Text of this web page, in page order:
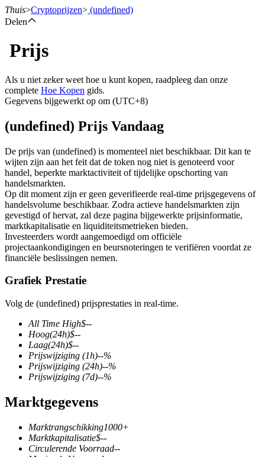
Termijncontracten
USDT-futures
Futures met USDT als onderpand
COIN-M-futures
Cryptocurrency-futures
TradFi
Derivaten voor aandelen, forex, edelmetalen en grondstoffen
Thuis>Cryptoprijzen> (undefined)
Delen
Prijs
Als u niet zeker weet hoe u kunt kopen, raadpleeg dan onze
complete Hoe Kopen gids.
Gegevens bijgewerkt op om (UTC+8)
(undefined) Prijs Vandaag
De prijs van (undefined) is momenteel niet beschikbaar. Dit kan te
wijten zijn aan het feit dat de token nog niet is genoteerd voor
handel, beperkte marktactiviteit of tijdelijke opschorting van
handelsmarkten.
Op dit moment zijn er geen geverifieerde real-time prijsgegevens of
handelsvolume beschikbaar. Zodra actieve handelsmarkten zijn
gevestigd of hervat, zal deze pagina bijgewerkte prijsinformatie,
marktkapitalisatie en liquiditeitsmetrieken bieden.
Investeerders wordt aangemoedigd om officiële
projectaankondigingen en beursnoteringen te verifiëren voordat ze
financiële beslissingen nemen.
Grafiek Prestatie
Volg de (undefined) prijsprestaties in real-time.
All Time High$--
Hoog(24h)$--
Laag(24h)$--
Prijswijziging (1h)--%
Prijswijziging (24h)--%
Prijswijziging (7d)--%
Marktgegevens
Marktrangschikking1000+
Marktkapitalisatie$--
Circulerende Voorraad--